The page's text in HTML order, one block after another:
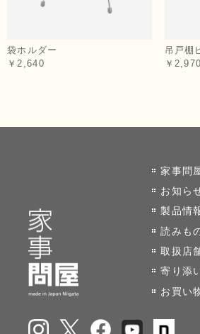
袋ホルダー
￥2,640
吊戸棚
￥2,970
家事問
お知ら
製品情
読みも
取扱店
寄り添
お買い